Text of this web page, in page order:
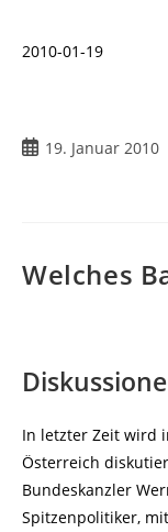
2010-01-19
Beitrag19. Januar 2010
Welches
In letzter Zeit wird
Österreich
Bundeskanzler
Spitzenpolitiker,